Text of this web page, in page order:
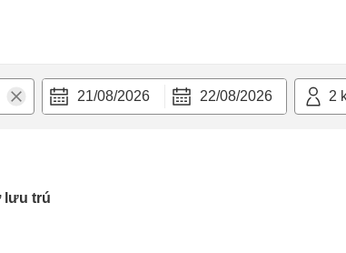
21/08/2026 22/08/2026 2
lưu trú